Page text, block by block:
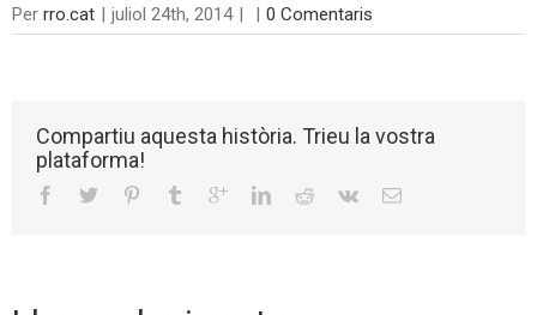
Per rro.cat | juliol 24th, 2014 | | 0 Comentaris
Compartiu aquesta història. Trieu la vostra
plataforma!